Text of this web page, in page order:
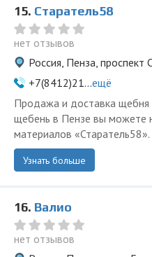
15. Старатель58
нет отзывов
Россия, Пенза, проспект
+7(8412)21...ещё
Продажа и доставка щебня
щебень в Пензе вы можете
материалов «Старатель58».
Узнать больше
16. Валио
нет отзывов